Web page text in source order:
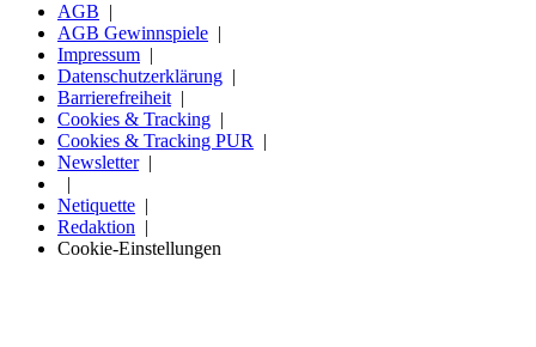
AGB
AGB Gewinnspiele
Impressum
Datenschutzerklärung
Barrierefreiheit
Cookies & Tracking
Cookies & Tracking PUR
Newsletter
Netiquette
Redaktion
Cookie-Einstellungen